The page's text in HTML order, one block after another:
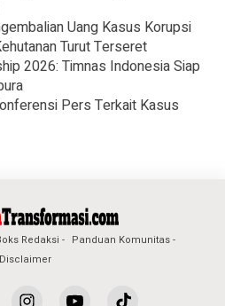
Uang Kasus Korupsi
Turut Terseret
2026: Timnas Indonesia Siap
Pers Terkait Kasus
Redaksi
Panduan Komunitas
Disclaimer